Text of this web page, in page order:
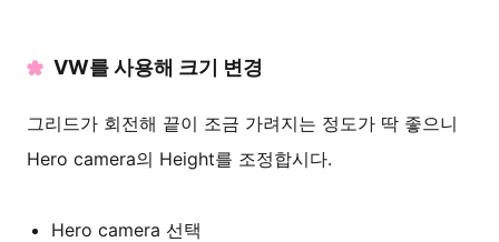
VW를 사용해 크기 변경
그리드가 회전해 끝이 조금 가려지는 정도가 딱 좋으니
Hero camera의 Height를 조정합시다.
Hero camera 선택